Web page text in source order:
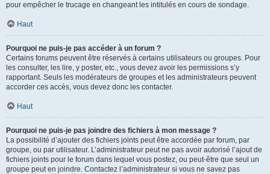
pour empêcher le trucage en changeant les intitulés en cours de sondage.
Haut
Pourquoi ne puis-je pas accéder à un forum ?
Certains forums peuvent être réservés à certains utilisateurs ou groupes. Pour
les consulter, les lire, y poster, etc., vous devez avoir les permissions s’y
rapportant. Seuls les modérateurs de groupes et les administrateurs peuvent
accorder ces accès, vous devez donc les contacter.
Haut
Pourquoi ne puis-je pas joindre des fichiers à mon message ?
La possibilité d’ajouter des fichiers joints peut être accordée par forum, par
groupe, ou par utilisateur. L’administrateur peut ne pas avoir autorisé l’ajout de
fichiers joints pour le forum dans lequel vous postez, ou peut-être que seul un
groupe peut en joindre. Contactez l’administrateur si vous ne savez pas